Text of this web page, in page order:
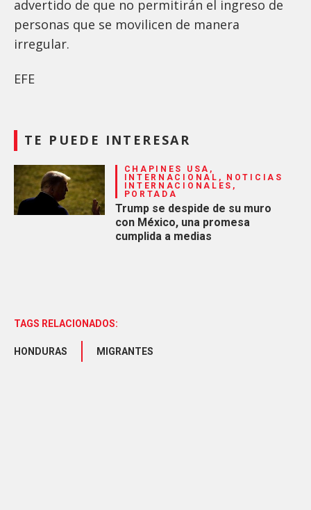
advertido de que no permitirán el ingreso de
personas que se movilicen de manera
irregular.
EFE
TE PUEDE INTERESAR
CHAPINES USA,
INTERNACIONAL, NOTICIAS
INTERNACIONALES,
PORTADA
Trump se despide de su muro
con México, una promesa
cumplida a medias
TAGS RELACIONADOS:
HONDURAS MIGRANTES